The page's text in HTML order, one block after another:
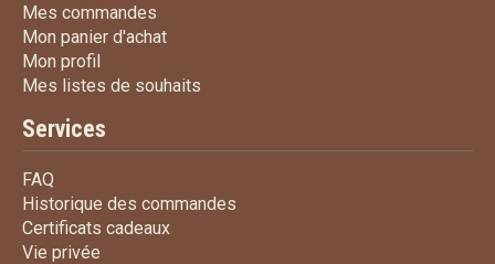
Mes commandes
Mon panier d'achatMon panier d'achat
Mon profil
Mes listes de souhaits
Services
FAQ
Historique des commandes
Certificats cadeauxCertificats cadeaux
Vie privée